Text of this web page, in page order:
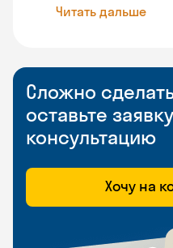
Читать дальше
Сложно
оставьте
консультацию
Хочу на